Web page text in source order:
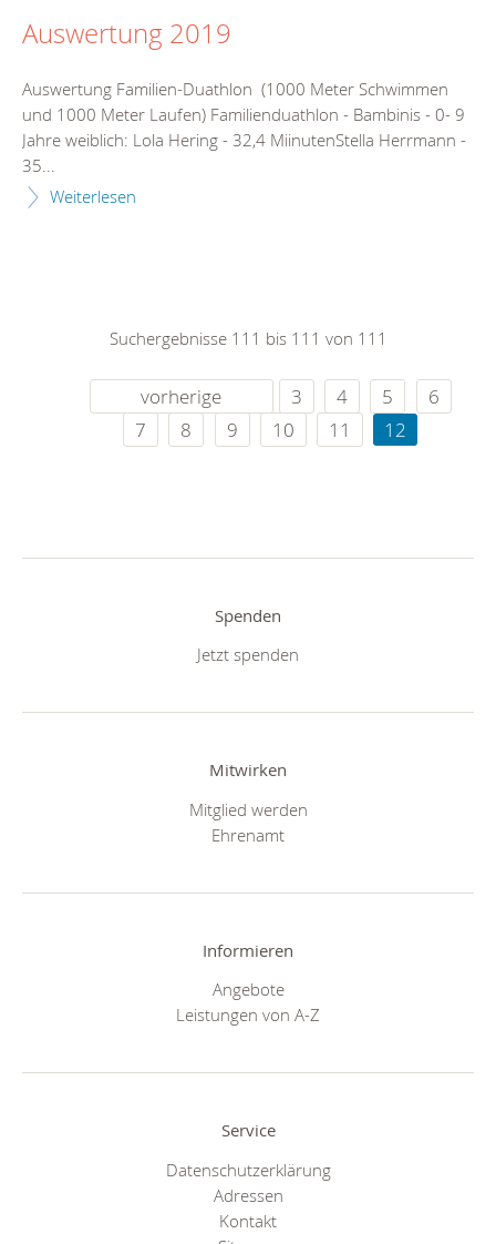
Auswertung 2019
Auswertung Familien-Duathlon (1000 Meter Schwimmen
und 1000 Meter Laufen) Familienduathlon - Bambinis - 0- 9
Jahre weiblich: Lola Hering - 32,4 MiinutenStella Herrmann -
35...
Weiterlesen
Suchergebnisse 111 bis 111 von 111
vorherige 3 4 5
6
7
8 9 10 11 12
Spenden
Jetzt spenden
Mitwirken
Mitglied werden
Ehrenamt
Informieren
Angebote
Leistungen von A-Z
Service
Datenschutzerklärung
Adressen
Kontakt